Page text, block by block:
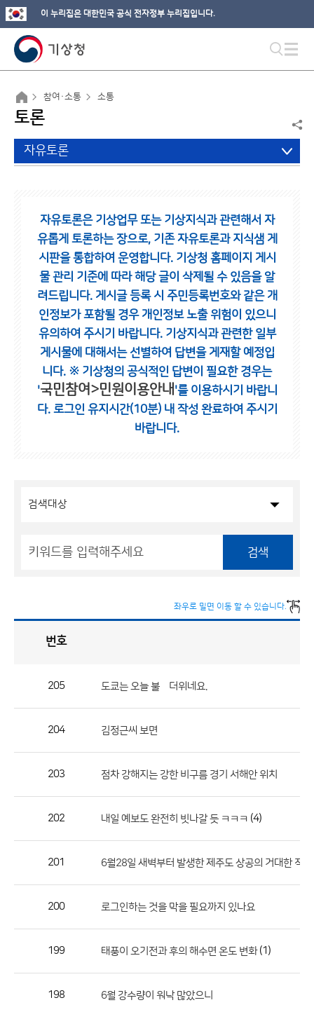
이 누리집은 대한민국 공식 전자정부 누리집입니다.
참여·소통 소통
토론
자유토론
자유토론은 기상업무 또는 기상지식과 관련해서 자
유롭게 토론하는 장으로, 기존 자유토론과 지식샘 게
시판을 통합하여 운영합니다. 기상청 홈페이지 게시
물 관리 기준에 따라 해당 글이 삭제될 수 있음을 알
려드립니다. 게시글 등록 시 주민등록번호와 같은 개
인정보가 포함될 경우 개인정보 노출 위험이 있으니
유의하여 주시기 바랍니다. 기상지식과 관련한 일부
게시물에 대해서는 선별하여 답변을 게재할 예정입
니다. ※ 기상청의 공식적인 답변이 필요한 경우는
'국민참여>민원이용안내 '를 이용하시기 바랍니
다. 로그인 유지시간(10분) 내 작성 완료하여 주시기
바랍니다.
검색
좌우로 밀면 이동 할 수 있습니다.
론
호,
번호
205 도쿄는 오늘 불볓더위네요.
204 김정근씨 보면
203 점차 강해지는 강한 비구름 경기 서해안 위치
202 내일 예보도 완전히 빗나갈 듯 ㅋㅋㅋ (4)
201 6월28일 새벽부터 발생한 제주도 상공의 거대한 적
200 로그인하는 것을 막을 필요까지 있나요
199 태풍이 오기전과 후의 해수면 온도 변화(1)
198 6월 강수량이 워낙 많았으니